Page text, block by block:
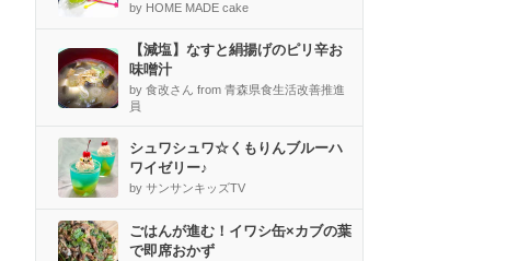
by HOME MADE cake
【減塩】なすと絹揚げのピリ辛お
味噌汁
by 食改さん from 青森県食生活改善推進
員
シュワシュワ☆くもりんブルーハ
ワイゼリー♪
by サンサンキッズTV
ごはんが進む！イワシ缶×カブの葉
で即席おかず